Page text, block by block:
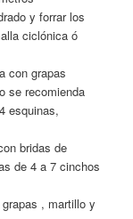
y forrar los
ciclónica ó
con grapas
se recomienda
esquinas,
bridas de
de 4 a 7 cinchos
, martillo y